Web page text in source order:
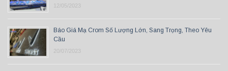
12/05/2023
Báo Giá Mạ Crom Số Lượng Lớn, Sang Trọng, Theo Yêu
Cầu
20/07/2023